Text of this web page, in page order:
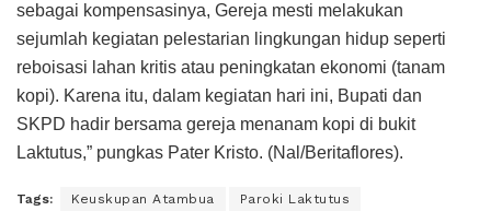
sebagai kompensasinya, Gereja mesti melakukan
sejumlah kegiatan pelestarian lingkungan hidup seperti
reboisasi lahan kritis atau peningkatan ekonomi (tanam
kopi). Karena itu, dalam kegiatan hari ini, Bupati dan
SKPD hadir bersama gereja menanam kopi di bukit
Laktutus,” pungkas Pater Kristo. (Nal/Beritaflores).
Tags: Keuskupan Atambua Paroki Laktutus